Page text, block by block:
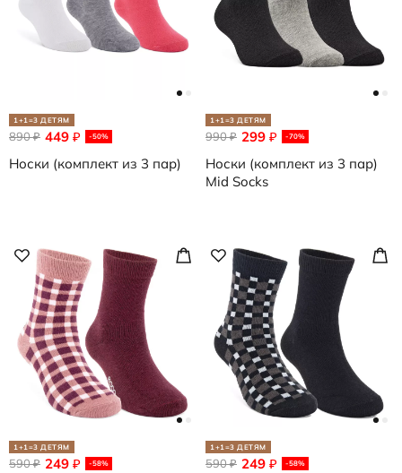
1+1=3 ДЕТЯМ
449 ₽ -50%
890₽
Носки (комплект из 3 пар)
1+1=3 ДЕТЯМ
299 ₽ -70%
990₽
Носки (комплект из 3 пар)
Mid Socks
1+1=3 ДЕТЯМ
249 ₽ -58%
590₽
1+1=3 ДЕТЯМ
249 ₽ -58%
590₽